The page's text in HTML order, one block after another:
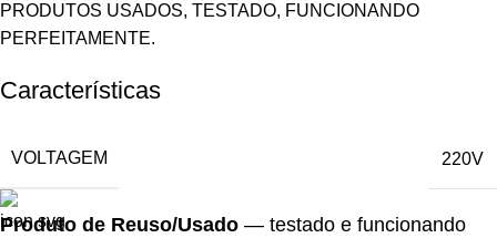
PRODUTOS USADOS, TESTADO, FUNCIONANDO
PERFEITAMENTE.
Características
VOLTAGEM 220V
Produto de Reuso/Usado — testado e funcionando